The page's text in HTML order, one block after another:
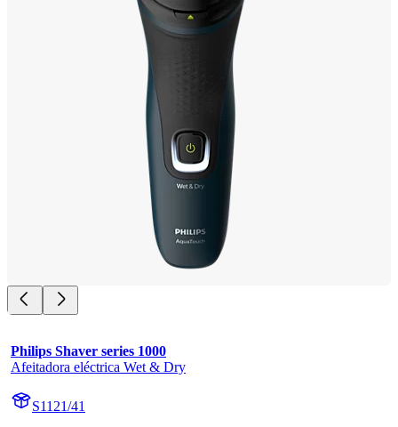
Philips Shaver series 1000
Afeitadora eléctrica Wet & Dry
S1121/41